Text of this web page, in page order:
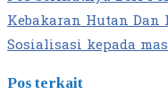
Kebakaran Hutan Dan
Sosialisasi kepada
Pos terkait